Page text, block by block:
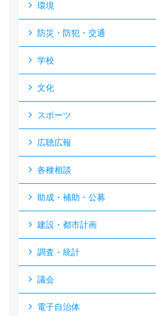
環境
防災・防犯・交通
学校
文化
スポーツ
広聴広報
各種相談
助成・補助・公募
建設・都市計画
調査・統計
議会
電子自治体